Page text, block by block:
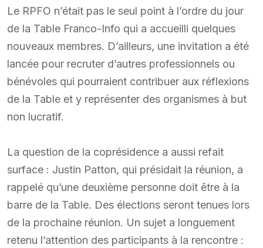
Le RPFO n’était pas le seul point à l’ordre du jour
de la Table Franco-Info qui a accueilli quelques
nouveaux membres. D’ailleurs, une invitation a été
lancée pour recruter d’autres professionnels ou
bénévoles qui pourraient contribuer aux réflexions
de la Table et y représenter des organismes à but
non lucratif.
La question de la coprésidence a aussi refait
surface : Justin Patton, qui présidait la réunion, a
rappelé qu’une deuxième personne doit être à la
barre de la Table. Des élections seront tenues lors
de la prochaine réunion. Un sujet a longuement
retenu l’attention des participants à la rencontre :